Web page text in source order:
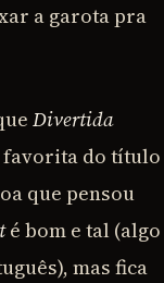
a garota pra
Divertida
favorita do título
que pensou
é bom e tal (algo
mas fica